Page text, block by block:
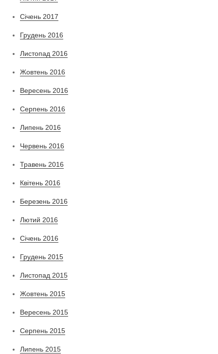
Січень 2017
Грудень 2016
Листопад 2016
Жовтень 2016
Вересень 2016
Серпень 2016
Липень 2016
Червень 2016
Травень 2016
Квітень 2016
Березень 2016
Лютий 2016
Січень 2016
Грудень 2015
Листопад 2015
Жовтень 2015
Вересень 2015
Серпень 2015
Липень 2015